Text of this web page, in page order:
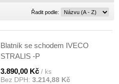
Řadit podle: Řadit
podle:
Blatník se schodem IVECO
STRALIS -P
COVIND,504103308
3.890,00 Kč / ks
Bez DPH: 3.214,88 Kč